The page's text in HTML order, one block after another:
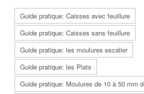
Guide pratique: Caisses avec feuillure
Guide pratique: Caisses sans feuillure
Guide pratique: les moulures escalier
Guide pratique: les Plats
Guide pratique: Moulures de 10 à 50 mm